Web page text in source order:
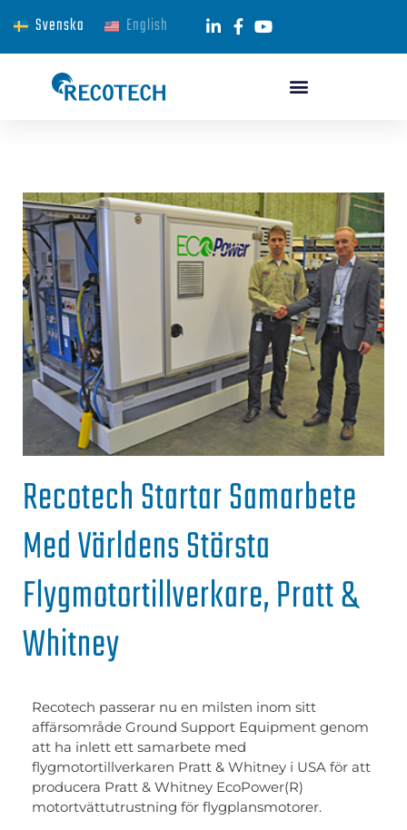
Svenska English
Recotech Startar Samarbete
Med Världens Största
Flygmotortillverkare, Pratt &
Whitney
Recotech passerar nu en milsten inom sitt
affärsområde Ground Support Equipment genom
att ha inlett ett samarbete med
flygmotortillverkaren Pratt & Whitney i USA för att
producera Pratt & Whitney EcoPower(R)
motortvättutrustning för flygplansmotorer.